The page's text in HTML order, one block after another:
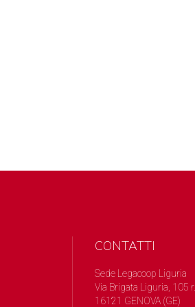
CONTATTI
Sede Legacoop Liguria
Via Brigata Liguria, 105 r.
16121 GENOVA (GE)